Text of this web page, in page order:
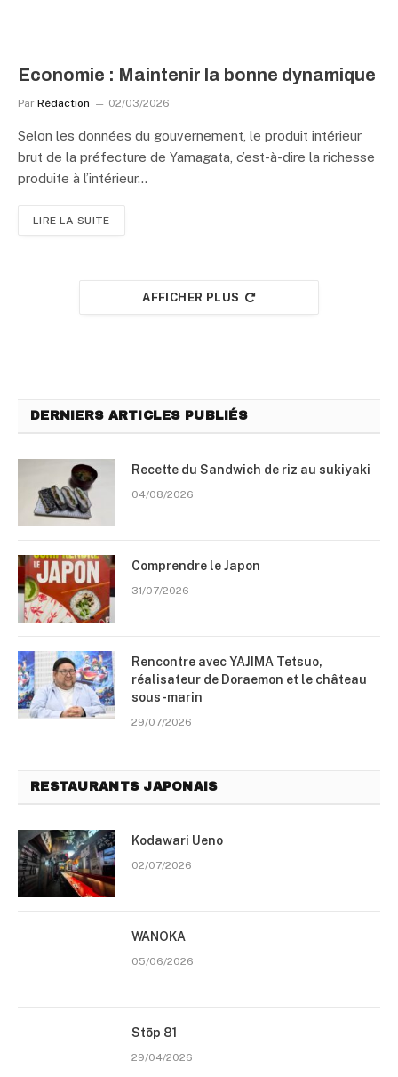
Economie : Maintenir la bonne dynamique
Par Rédaction 02/03/2026
Selon les données du gouvernement, le produit intérieur
brut de la préfecture de Yamagata, c’est-à-dire la richesse
produite à l’intérieur…
LIRE LA SUITE
AFFICHER PLUS
DERNIERS ARTICLES PUBLIÉS
Recette du Sandwich de riz au sukiyaki
04/08/2026
Comprendre le Japon
31/07/2026
Rencontre avec YAJIMA Tetsuo,
réalisateur de Doraemon et le château
sous-marin
29/07/2026
RESTAURANTS JAPONAIS
Kodawari Ueno
02/07/2026
WANOKA
05/06/2026
Stōp 81
29/04/2026